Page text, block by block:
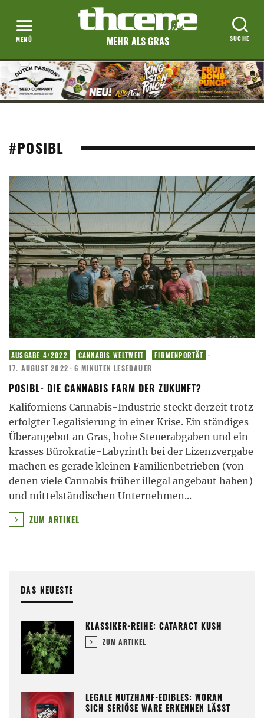
MEHR ALS GRAS
#POSIBL
AUSGABE 4/2022 CANNABIS WELTWEIT FIRMENPORTÄT ·
17. AUGUST 2022 · 6 MINUTEN LESEDAUER
POSIBL- DIE CANNABIS FARM DER ZUKUNFT?
Kaliforniens Cannabis-Industrie steckt derzeit trotz
erfolgter Legalisierung in einer Krise. Ein ständiges
Überangebot an Gras, hohe Steuerabgaben und ein
krasses Bürokratie-Labyrinth bei der Lizenzvergabe
machen es gerade kleinen Familienbetrieben (von
denen viele Cannabis früher illegal angebaut haben)
und mittelständischen Unternehmen...
ZUM ARTIKEL
DAS NEUESTE
KLASSIKER-REIHE: CATARACT KUSH
ZUM ARTIKEL
LEGALE NUTZHANF-EDIBLES: WORAN
SICH SERIÖSE WARE ERKENNEN LÄSST